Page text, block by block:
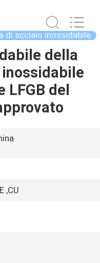
di acciaio inossidabile
della
LFGB del
,CU